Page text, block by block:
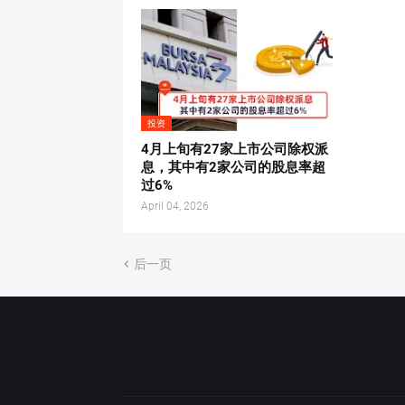
投资
4月上旬有27家上市公司除权派
息，其中有2家公司的股息率超
过6%
April 04, 2026
后一页